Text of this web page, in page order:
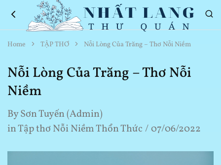
Nhất
Lang
Quán
Thơ
Hay
Cuộc
Sống
Home TẬP THƠ Nỗi Lòng Của Trăng – Thơ Nỗi Niềm
Nỗi Lòng Của Trăng – Thơ Nỗi
Niềm
BySơn Tuyến (Admin)
inTập thơ Nỗi Niềm Thổn Thức 07/06/2022